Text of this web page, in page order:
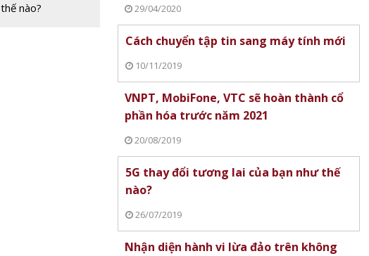
thế nào?
29/04/2020
Cách chuyển tập tin sang máy tính mới
10/11/2019
VNPT, MobiFone, VTC sẽ hoàn thành cổ
phần hóa trước năm 2021
20/08/2019
5G thay đổi tương lai của bạn như thế
nào?
26/07/2019
Nhận diện hành vi lừa đảo trên không